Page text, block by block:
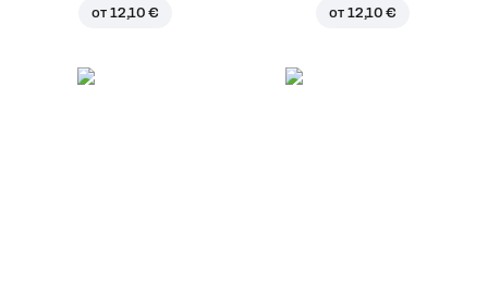
от 12,10 € от 12,10 €